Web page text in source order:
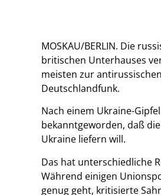
MOSKAU/BERLIN. Die
britischen Unterhauses
meisten zur
Deutschlandfunk.
Nach einem Ukraine-
bekanntgeworden, daß
Ukraine liefern will.
Das hat unterschiedliche
Während einigen
genug geht, kritisierte